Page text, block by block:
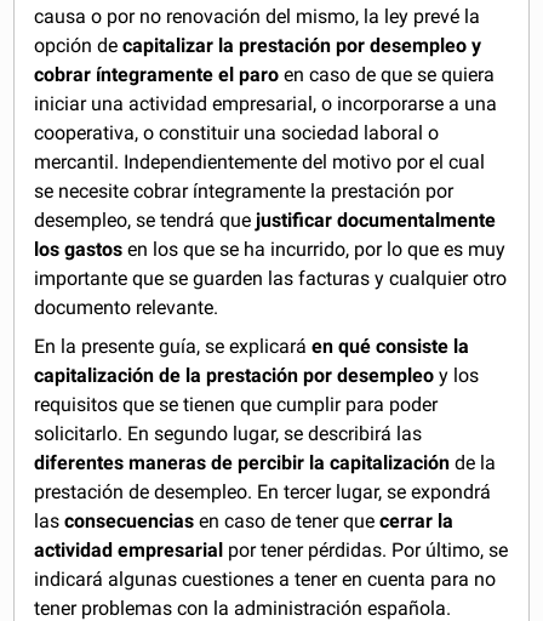
causa o por no renovación del mismo, la ley prevé la
opción decapitalizar la prestación por desempleo y
cobrar íntegramente el paro en caso de que se quiera
iniciar una actividad empresarial, o incorporarse a una
cooperativa, o constituir una sociedad laboral o
mercantil. Independientemente del motivo por el cual
se necesite cobrar íntegramente la prestación por
desempleo, se tendrá quejustificar documentalmente
los gastos en los que se ha incurrido, por lo que es muy
importante que se guarden las facturas y cualquier otro
documento relevante.
En la presente guía, se explicaráen qué consiste la
capitalización de la prestación por desempleo y los
requisitos que se tienen que cumplir para poder
solicitarlo. En segundo lugar, se describirá las
diferentes maneras de percibir la capitalización de la
prestación de desempleo. En tercer lugar, se expondrá
lasconsecuencias en caso de tener quecerrar la
actividad empresarial por tener pérdidas. Por último, se
indicará algunas cuestiones a tener en cuenta para no
tener problemas con la administración española.